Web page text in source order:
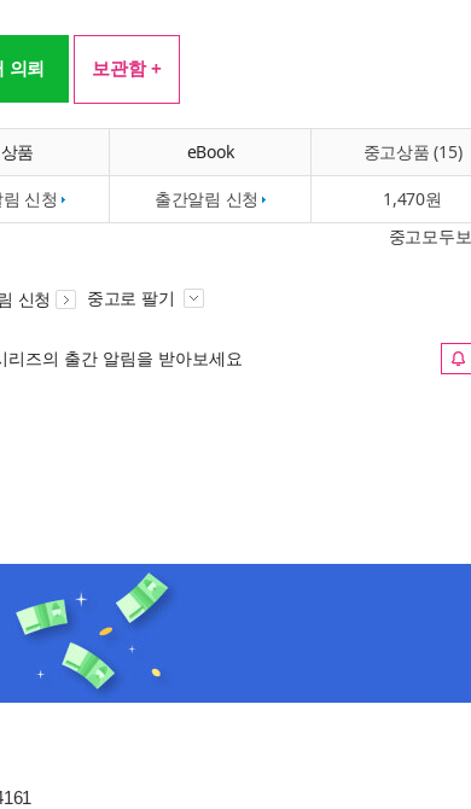
의뢰 보관함 +
품 eBook 중고상품 (15)
신청 출간알림 신청 1,470원
중고모두
신청 중고로 팔기
리즈의 출간 알림을 받아보세요